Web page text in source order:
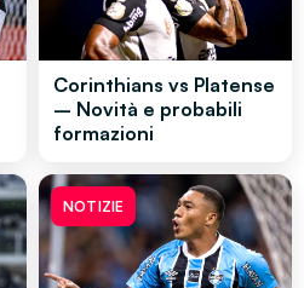
Corinthians vs Platense
– Novità e probabili
formazioni
NOTIZIE